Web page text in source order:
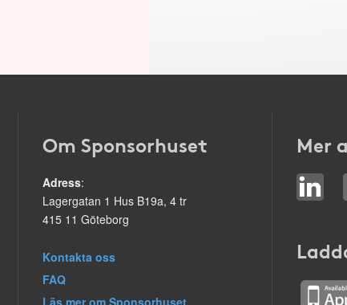
Om Sponsorhuset
Adress:
Lagergatan 1 Hus B19a, 4 tr
415 11 Göteborg
Kontakta oss
FAQ
Läs mer om Sponsorhuset
Mer